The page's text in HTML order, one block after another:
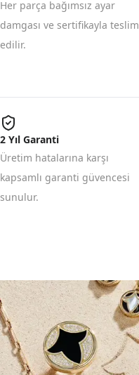
Her parça bağımsız ayar
damgası ve sertifikayla teslim
edilir.
2 Yıl Garanti
Üretim hatalarına karşı
kapsamlı garanti güvencesi
sunulur.